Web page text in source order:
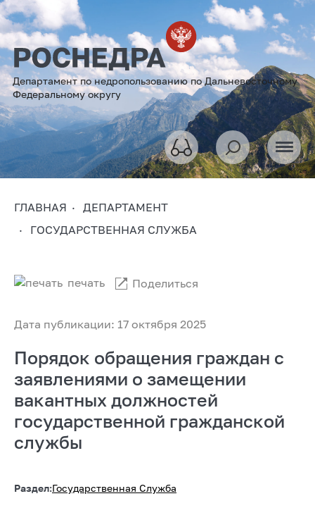
Департамент по недропользованию по Дальневосточному
Федеральному округу
ГЛАВНАЯ
ДЕПАРТАМЕНТ
ГОСУДАРСТВЕННАЯ СЛУЖБА
Дата публикации: 17 октября 2025
печать Поделиться
Порядок обращения граждан с
заявлениями о замещении
вакантных должностей
государственной гражданской
службы
Раздел:Государственная Служба